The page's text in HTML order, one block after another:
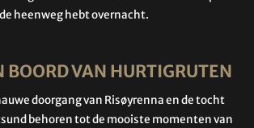
heenweg hebt overnacht.
BOORD VAN HURTIGRUTEN
doorgang van Risøyrenna en de tocht
behoren tot de mooiste momenten van